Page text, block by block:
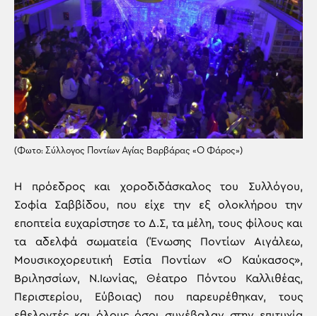
(Φωτο: Σύλλογος Ποντίων Αγίας Βαρβάρας «Ο Φάρος»)
Η πρόεδρος και χοροδιδάσκαλος του Συλλόγου,
Σοφία Σαββίδου, που είχε την εξ ολοκλήρου την
εποπτεία ευχαρίστησε το Δ.Σ, τα μέλη, τους φίλους και
τα αδελφά σωματεία (Ένωσης Ποντίων Αιγάλεω,
Μουσικοχορευτική Εστία Ποντίων «Ο Καύκασος»,
Βριλησσίων, Ν.Ιωνίας, Θέατρο Πόντου Καλλιθέας,
Περιστερίου, Εύβοιας) που παρευρέθηκαν, τους